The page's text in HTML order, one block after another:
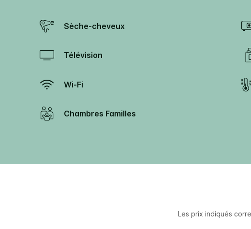
Sèche-cheveux
Télévision
Wi-Fi
Chambres Familles
Les prix indiqués